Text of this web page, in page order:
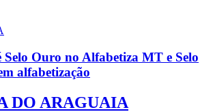
Ouro no Alfabetiza MT e Selo
alfabetização
DO ARAGUAIA